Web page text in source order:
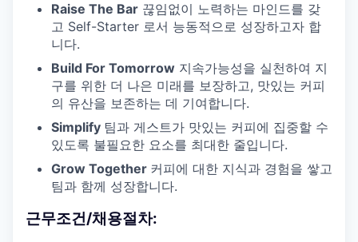
Raise The Bar 끊임없이 노력하는 마인드를 갖
고 Self-Starter 로서 능동적으로 성장하고자 합
니다.
Build For Tomorrow 지속가능성을 실천하여 지
구를 위한 더 나은 미래를 보장하고, 맛있는 커피
의 유산을 보존하는 데 기여합니다.
Simplify 팀과 게스트가 맛있는 커피에 집중할 수
있도록 불필요한 요소를 최대한 줄입니다.
Grow Together 커피에 대한 지식과 경험을 쌓고
팀과 함께 성장합니다.
근무조건/채용절차: